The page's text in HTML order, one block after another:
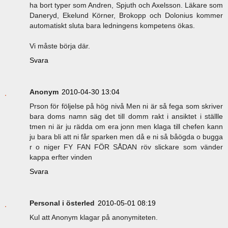
ha bort typer som Andren, Spjuth och Axelsson. Läkare som
Daneryd, Ekelund Körner, Brokopp och Dolonius kommer
automatiskt sluta bara ledningens kompetens ökas.
Vi måste börja där.
Svara
Anonym 2010-04-30 13:04
Prson för följelse på hög nivå Men ni är så fega som skriver
bara doms namn säg det till domm rakt i ansiktet i ställle
tmen ni är ju rädda om era jonn men klaga till chefen kann
ju bara bli att ni får sparken men då e ni så båögda o bugga
r o niger FY FAN FÖR SÅDAN röv slickare som vänder
kappa erfter vinden
Svara
Personal i österled 2010-05-01 08:19
Kul att Anonym klagar på anonymiteten.